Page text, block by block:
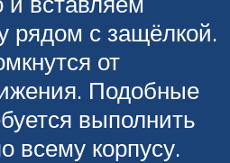
рядом с защёлкой.
от
Подобные
выполнить
всему корпусу.